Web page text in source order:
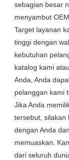
sebagian besar
menyambut
Target layanan
tinggi dengan
kebutuhan
katalog kami
Anda, Anda
pelanggan kami
Jika Anda
tersebut, silakan
dengan Anda
memuaskan.
dari seluruh